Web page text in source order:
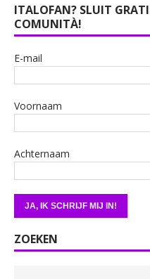
ITALOFAN? SLUIT
COMUNITÀ!
E-mail
Voornaam
Achternaam
ZOEKEN